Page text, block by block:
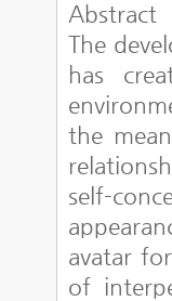
Abstract
The
has
the
self-
avatar
of